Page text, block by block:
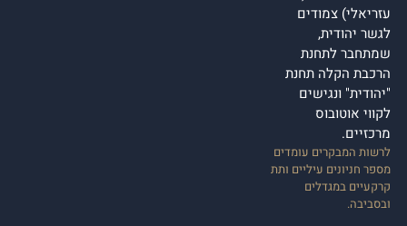
עזריאלי) צמודים
לגשר יהודית,
שמתחבר לתחנת
הרכבת הקלה תחנת
"יהודית" ונגישים
לקווי אוטובוס
מרכזיים.
לרשות המבקרים עומדים
מספר חניונים עיליים ותת
קרקעיים במגדלים
ובסביבה.